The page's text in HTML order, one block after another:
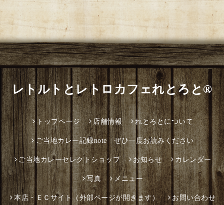
レトルトとレトロカフェれとろと®
トップページ 店舗情報 れとろとについて
ご当地カレー記録note ぜひ一度お読みください
ご当地カレーセレクトショップ お知らせ カレンダー
写真 メニュー
本店・ＥＣサイト（外部ページが開きます） お問い合わせ